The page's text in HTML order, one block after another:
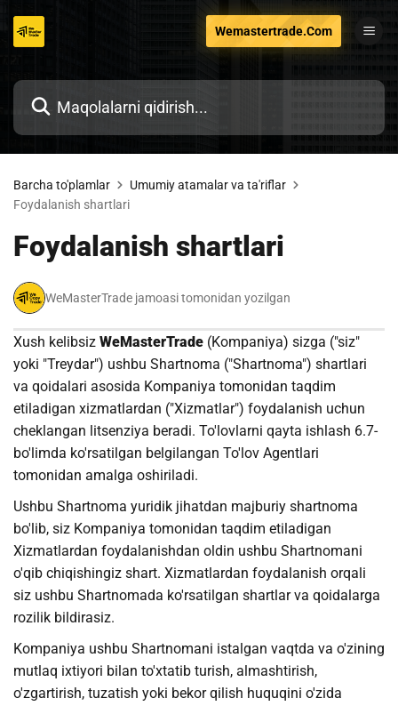
o'tish
Wemastertrade.Com
Barcha to'plamlar
Umumiy atamalar va ta'riflar
Foydalanish shartlari
Foydalanish shartlari
WeMasterTrade jamoasi tomonidan yozilgan
Xush kelibsiz WeMasterTrade (Kompaniya) sizga ("siz"
yoki "Treydar") ushbu Shartnoma ("Shartnoma") shartlari
va qoidalari asosida Kompaniya tomonidan taqdim
etiladigan xizmatlardan ("Xizmatlar") foydalanish uchun
cheklangan litsenziya beradi. To'lovlarni qayta ishlash 6.7-
bo'limda ko'rsatilgan belgilangan To'lov Agentlari
tomonidan amalga oshiriladi.
Ushbu Shartnoma yuridik jihatdan majburiy shartnoma
bo'lib, siz Kompaniya tomonidan taqdim etiladigan
Xizmatlardan foydalanishdan oldin ushbu Shartnomani
o'qib chiqishingiz shart. Xizmatlardan foydalanish orqali
siz ushbu Shartnomada ko'rsatilgan shartlar va qoidalarga
rozilik bildirasiz.
Kompaniya ushbu Shartnomani istalgan vaqtda va o'zining
mutlaq ixtiyori bilan to'xtatib turish, almashtirish,
o'zgartirish, tuzatish yoki bekor qilish huquqini o'zida